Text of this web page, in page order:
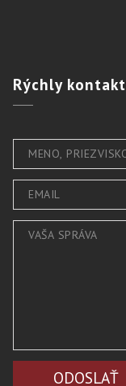
Rýchlykontakt